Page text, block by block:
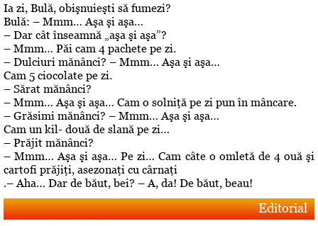
Ia zi, Bulă, obişnuieşti să fumezi?
Bulă: – Mmm… Aşa şi aşa…
– Dar cât înseamnă „aşa şi aşa”?
– Mmm… Păi cam 4 pachete pe zi.
– Dulciuri mănânci? – Mmm… Aşa şi aşa…
Cam 5 ciocolate pe zi.
– Sărat mănânci?
– Mmm… Aşa şi aşa… Cam o solniţă pe zi pun în mâncare.
– Grăsimi mănânci? – Mmm… Aşa şi aşa…
Cam un kil- două de slană pe zi…
– Prăjit mănânci?
– Mmm… Aşa şi aşa… Pe zi… Cam câte o omletă de 4 ouă şi
cartofi prăjiţi, asezonaţi cu cârnaţi
.– Aha… Dar de băut, bei? – A, da! De băut, beau!
Editorial